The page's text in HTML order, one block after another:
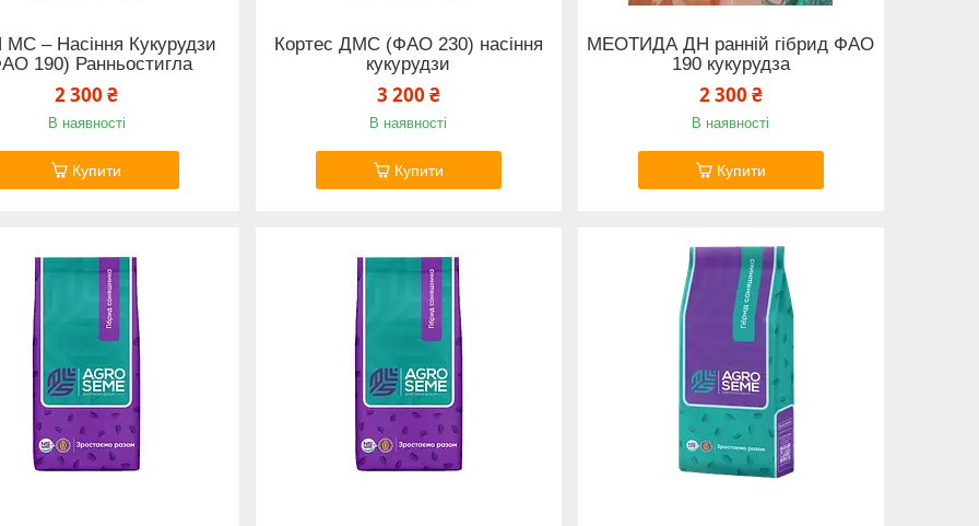
– Насіння Кукурудзи
190) Ранньостигла
2 300 ₴
В наявності
Купити
Кортес ДМС (ФАО 230) насіння
кукурудзи
3 200 ₴
В наявності
Купити
МЕОТИДА ДН ранній гібрид ФАО
190 кукурудза
2 300 ₴
В наявності
Купити